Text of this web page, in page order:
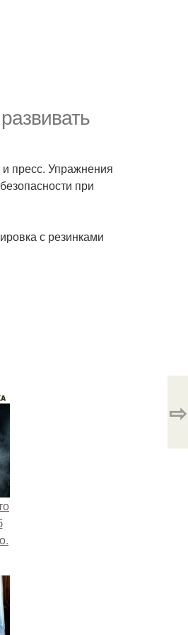
пресс. Упражнения
при
с резинками
⇨